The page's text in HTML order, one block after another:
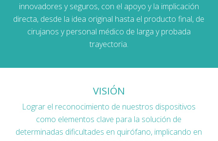
innovadores y seguros, con el apoyo y la implicación
directa, desde la idea original hasta el producto final, de
cirujanos y personal médico de larga y probada
trayectoria.
VISIÓN
Lograr el reconocimiento de nuestros dispositivos
como elementos clave para la solución de
determinadas dificultades en quirófano, implicando en